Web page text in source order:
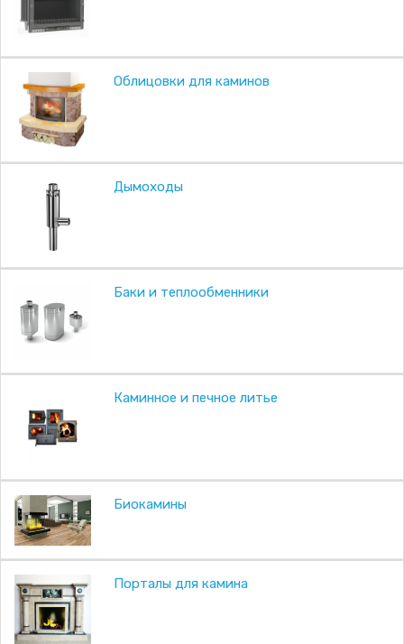
Облицовки для каминов
Дымоходы
Баки и теплообменники
Каминное и печное литье
Биокамины
Порталы для камина